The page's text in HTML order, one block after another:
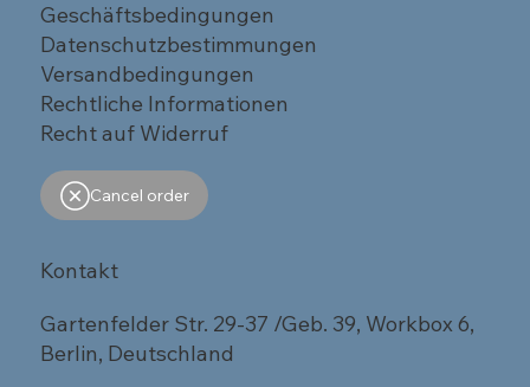
Geschäftsbedingungen
Datenschutzbestimmungen
Versandbedingungen
Rechtliche Informationen
Recht auf Widerruf
Cancel order
Kontakt
Gartenfelder Str. 29-37 /Geb. 39, Workbox 6,
Berlin, Deutschland